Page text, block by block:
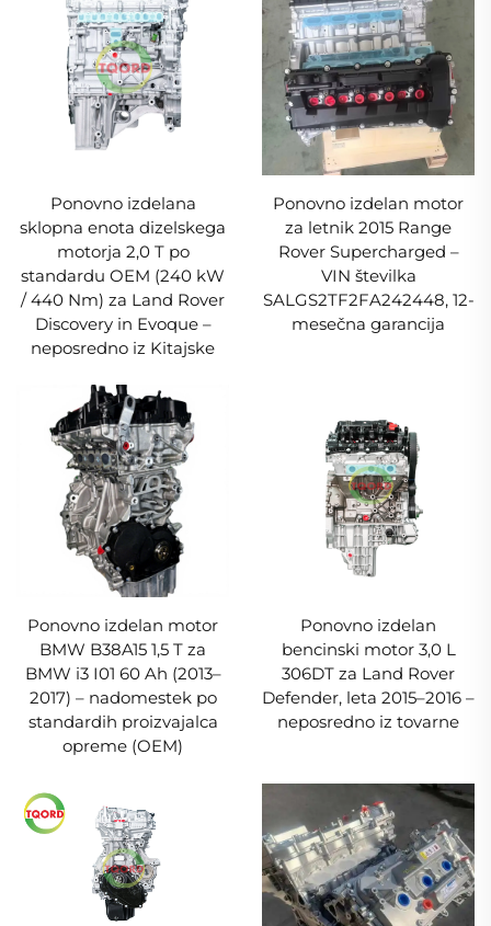
Ponovno izdelana
sklopna enota dizelskega
motorja 2,0 T po
standardu OEM (240 kW
/ 440 Nm) za Land Rover
Discovery in Evoque –
neposredno iz Kitajske
Ponovno izdelan motor
za letnik 2015 Range
Rover Supercharged –
VIN številka
SALGS2TF2FA242448, 12-
mesečna garancija
Ponovno izdelan motor
BMW B38A15 1,5 T za
BMW i3 I01 60 Ah (2013–
2017) – nadomestek po
standardih proizvajalca
opreme (OEM)
Ponovno izdelan
bencinski motor 3,0 L
306DT za Land Rover
Defender, leta 2015–2016 –
neposredno iz tovarne